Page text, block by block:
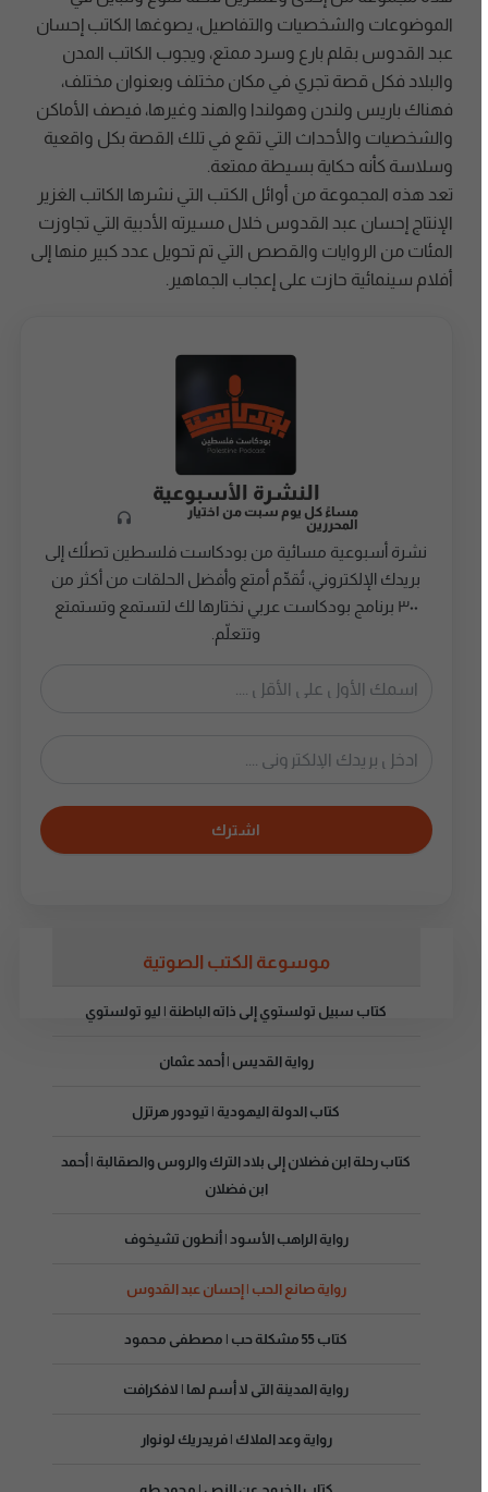
الموضوعات والشخصيات والتفاصيل، يصوغها الكاتب إحسان
عبد القدوس بقلم بارع وسرد ممتع، ويجوب الكاتب المدن
والبلاد فكل قصة تجري في مكان مختلف وبعنوان مختلف،
فهناك باريس ولندن وهولندا والهند وغيرها، فيصف الأماكن
والشخصيات والأحداث التي تقع في تلك القصة بكل واقعية
وسلاسة كأنه حكاية بسيطة ممتعة.
تعد هذه المجموعة من أوائل الكتب التي نشرها الكاتب الغزير
الإنتاج إحسان عبد القدوس خلال مسيرته الأدبية التي تجاوزت
المئات من الروايات والقصص التي تم تحويل عدد كبير منها إلى
أفلام سينمائية حازت على إعجاب الجماهير.
النشرة الأسبوعية
مساءً كل يوم سبت من اختيار
المحررين
نشرة أسبوعية مسائية من بودكاست فلسطين تصلُك إلى
بريدك الإلكتروني، تُقدِّم أمتع وأفضل الحلقات من أكثر من
٣٠٠ برنامج بودكاست عربي نختارها لك لتستمع وتستمتع
وتتعلّم.
اشترك
موسوعة الكتب الصوتية
كتاب سبيل تولستوي إلى ذاته الباطنة | ليو تولستوي
رواية القديس | أحمد عثمان
كتاب الدولة اليهودية | تيودور هرتزل
كتاب رحلة ابن فضلان إلى بلاد الترك والروس والصقالبة | أحمد
ابن فضلان
رواية الراهب الأسود | أنطون تشيخوف
رواية صانع الحب | إحسان عبد القدوس
كتاب 55 مشكلة حب | مصطفى محمود
رواية المدينة التى لا أسم لها | لافكرافت
رواية وعد الملاك | فريدريك لونوار